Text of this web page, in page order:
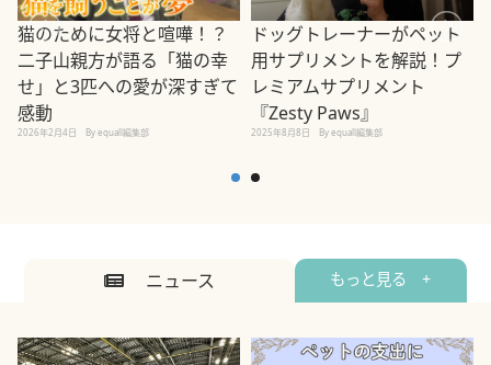
猫のために女将と喧嘩！？
二子山親方が語る「猫の幸
せ」と3匹への愛が深すぎて
感動
2026年2月4日 By equall編集部
ドッグトレーナーがペット
用サプリメントを解説！プ
レミアムサプリメント
『Zesty Paws』
2025年8月8日 By equall編集部
ニュース もっと見る +